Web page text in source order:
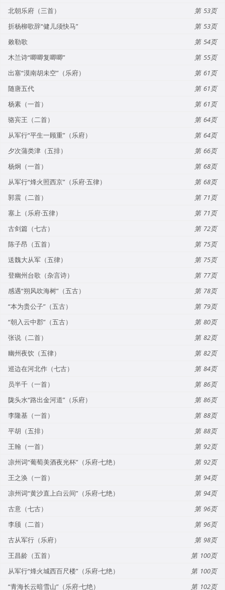
北朝乐府（三首）
53
折杨柳歌辞“健儿须快马”
53
敕勒歌
54
木兰诗“唧唧复唧唧”
55
出塞“漠南胡未空”（乐府）
61
随唐五代
61
杨素（一首）
61
骆宾王（二首）
64
从军行“平生一顾重”（乐府）
64
夕次蒲类津（五排）
66
杨炯（一首）
68
从军行“烽火照西京”（乐府·五律）
68
郭震（二首）
71
塞上（乐府·五律）
71
古剑篇（七古）
72
陈子昂（五首）
75
送魏大从军（五律）
75
登幽州台歌（杂言诗）
77
感遇“朔风吹海树”（五古）
78
“本为贵公子”（五古）
79
“朝入云中郡”（五古）
80
张说（二首）
82
幽州夜饮（五律）
82
巡边在河北作（七古）
84
员半千（一首）
86
陇头水“路出金河道”（乐府）
86
李隆基（一首）
88
平胡（五排）
88
王翰（一首）
92
凉州词“葡萄美酒夜光杯”（乐府·七绝）
92
王之涣（一首）
94
凉州词“黄沙直上白云间”（乐府·七绝）
94
古意（七古）
96
李颀（二首）
96
古从军行（乐府）
98
王昌龄（五首）
100
从军行“烽火城西百尺楼”（乐府·七绝）
100
“青海长云暗雪山”（乐府·七绝）
102